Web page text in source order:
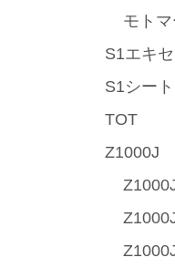
モト
S1エキ
S1シート
TOT
Z1000J